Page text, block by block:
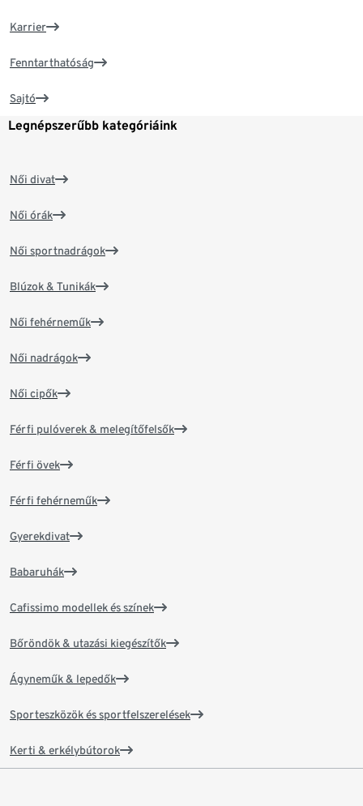
Karrier
Fenntarthatóság
Sajtó
Legnépszerűbb kategóriáink
Női divat
Női órák
Női sportnadrágok
Blúzok & Tunikák
Női fehérneműk
Női nadrágok
Női cipők
Férfi pulóverek & melegítőfelsők
Férfi övek
Férfi fehérneműk
Gyerekdivat
Babaruhák
Cafissimo modellek és színek
Bőröndök & utazási kiegészítők
Ágyneműk & lepedők
Sporteszközök és sportfelszerelések
Kerti & erkélybútorok